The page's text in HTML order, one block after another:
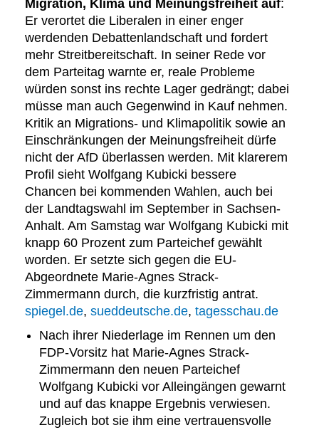
Migration, Klima und Meinungsfreiheit auf:
Er verortet die Liberalen in einer enger
werdenden Debattenlandschaft und fordert
mehr Streitbereitschaft. In seiner Rede vor
dem Parteitag warnte er, reale Probleme
würden sonst ins rechte Lager gedrängt; dabei
müsse man auch Gegenwind in Kauf nehmen.
Kritik an Migrations- und Klimapolitik sowie an
Einschränkungen der Meinungsfreiheit dürfe
nicht der AfD überlassen werden. Mit klarerem
Profil sieht Wolfgang Kubicki bessere
Chancen bei kommenden Wahlen, auch bei
der Landtagswahl im September in Sachsen-
Anhalt. Am Samstag war Wolfgang Kubicki mit
knapp 60 Prozent zum Parteichef gewählt
worden. Er setzte sich gegen die EU-
Abgeordnete Marie-Agnes Strack-
Zimmermann durch, die kurzfristig antrat.
spiegel.de, sueddeutsche.de, tagesschau.de
Nach ihrer Niederlage im Rennen um den
FDP-Vorsitz hat Marie-Agnes Strack-
Zimmermann den neuen Parteichef
Wolfgang Kubicki vor Alleingängen gewarnt
und auf das knappe Ergebnis verwiesen.
Zugleich bot sie ihm eine vertrauensvolle